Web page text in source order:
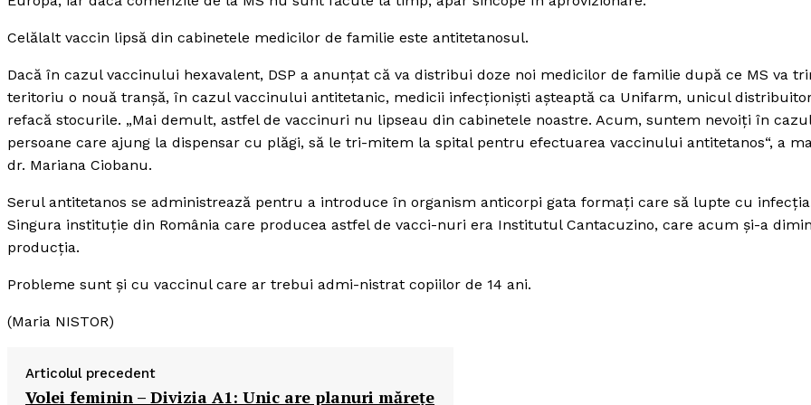
Celălalt vaccin lipsă din cabinetele medicilor de familie este antitetanosul.
Dacă în cazul vaccinului hexavalent, DSP a anunţat că va distribui doze noi medicilor de familie după ce MS va
teritoriu o nouă tranşă, în cazul vaccinului antitetanic, medicii infecţionişti aşteaptă ca Unifarm, unicul
refacă stocurile. „Mai demult, astfel de vaccinuri nu lipseau din cabinetele noastre. Acum, suntem nevoiţi în
persoane care ajung la dispensar cu plăgi, să le tri-mitem la spital pentru efectuarea vaccinului antitetanos“, a
dr. Mariana Ciobanu.
Serul antitetanos se administrează pentru a introduce în organism anticorpi gata formaţi care să lupte cu
Singura instituţie din România care producea astfel de vacci-nuri era Institutul Cantacuzino, care acum şi-a
producţia.
Probleme sunt şi cu vaccinul care ar trebui admi-nistrat copiilor de 14 ani.
(Maria NISTOR)
Articolul precedent
Volei feminin – Divizia A1: Unic are planuri măreţe